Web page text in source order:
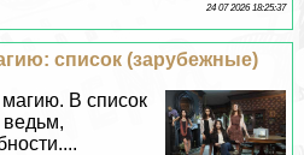
24 07 2026 18:25:37
список (зарубежные)
В список